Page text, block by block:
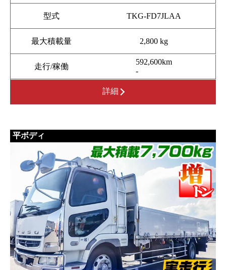
型式 TKG-FD7JLAA
最大積載量 2,800 kg
走行/稼働
592,600km
-
詳細
平ボディ